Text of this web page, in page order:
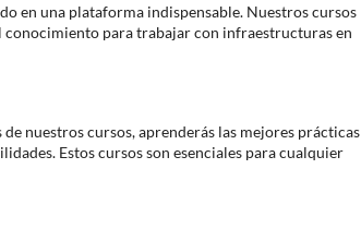
en una plataforma indispensable. Nuestros cursos
conocimiento para trabajar con infraestructuras en
nuestros cursos, aprenderás las mejores prácticas
Estos cursos son esenciales para cualquier